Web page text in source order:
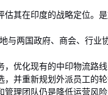
其在印度的战略定位。
两国政府、商会、行
优化现有的中印物流路
并重新规划外派员工的
理团队仍是降低运营